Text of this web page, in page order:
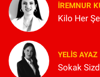
İREMNUR
Kilo Her
YELIS AYAZ
Sokak